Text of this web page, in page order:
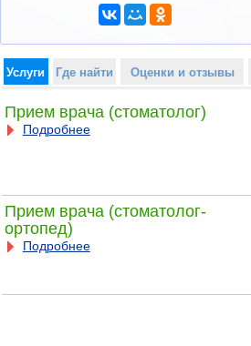
Услуги Где найти Оценки и отзывы
Прием врача (стоматолог)
Подробнее
Прием врача (стоматолог-
ортопед)
Подробнее